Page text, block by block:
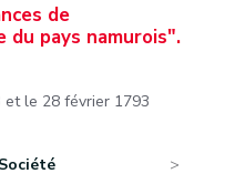
de
pays namurois".
le 28 février 1793